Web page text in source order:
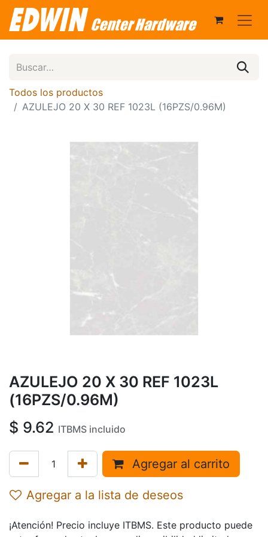
Todos los productos
AZULEJO 20 X 30 REF 1023L (16PZS/0.96M)
AZULEJO 20 X 30 REF 1023L
(16PZS/0.96M)
$ 9.62 ITBMS incluido
Agregar al carrito
Agregar a la lista de deseos
¡Atención! Precio incluye ITBMS. Este producto puede